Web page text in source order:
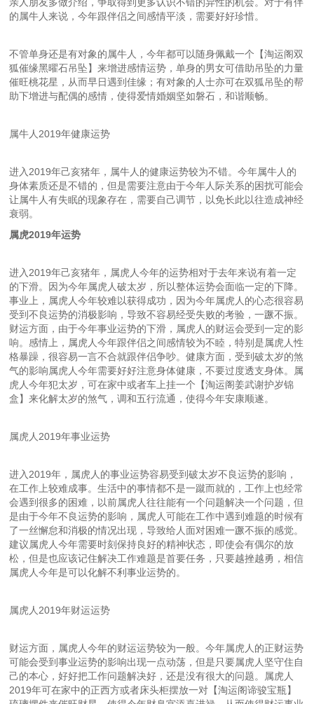
的属牛人来说，今年跟伴侣之间感情平淡，需要好好珍惜。
不管单身还是有对象的属牛人，今年都可以随身佩戴一个【淘运阁双
狐催缘黑曜石吊坠】来增进感情运势，单身的男女可借助吊坠的力量
催旺桃花星，从而早日遇到佳缘；有对象的人士亦可在双狐吊坠的帮
助下增进与配偶的感情，使得爱情婚姻坚如磐石，和谐顺畅。
属牛人2019年健康运势
进入2019年己亥猪年，属牛人的健康运势较为不错。今年属牛人的
身体素质还是不错的，但是需要注意由于今年人际关系的困扰可能会
让属牛人有失眠的现象存在，需要自己调节，以免长此以往造成神经
衰弱。
属虎2019年运势
进入2019年己亥猪年，属虎人今年的运势相对于去年来说有着一定
的下滑。因为今年属虎人破太岁，所以整体运势会面临一定的下降。
事业上，属虎人今年较难以获得成功，因为今年属虎人的心态很容易
受到不良运势的消极影响，导致不容易经受失败的考验，一蹶不振。
财运方面，由于今年事业运势的下滑，属虎人的财运会受到一定的影
响。感情上，属虎人今年跟伴侣之间感情较为不睦，特别是属虎人性
格暴躁，很容易一言不合就跟伴侣争吵。健康方面，受到破太岁的煞
气的影响属虎人今年需要好好注意身体健康，不要过度透支身体。属
虎人今年犯太岁，可在家中或者车上挂一个【淘运阁姜武谢护岁锦
盒】来化解太岁的煞气，调和五行流通，使得今年安康顺遂。
属虎人2019年事业运势
进入2019年，属虎人的事业运势容易受到破太岁不良运势的影响，
在工作上较难成事。生活中的事情都不是一蹴而就的，工作上也经常
会遇到很多的困难，以前属虎人往往能有一个问题解决一个问题，但
是由于今年不良运势的影响，属虎人可能在工作中遇到难题的时候有
了一丝懈怠和消极的情况出现，导致给人面对困难一蹶不振的感觉。
建议属虎人今年需要时刻保持良好的精神状态，即使会有偶尔的放
松，但是也应该记住解决工作难题是首要任务，只要越挫越勇，相信
属虎人今年是可以化解不利事业运势的。
属虎人2019年财运运势
财运方面，属虎人今年的财运运势较为一般。今年属虎人的正财运势
可能会受到事业运势的影响出现一点动荡，但是只要属虎人坚守住自
己的本心，好好把工作问题解决好，还是没有很大的问题。属虎人
2019年可在家中的正西方或者床头柜摆放一对【淘运阁谛骏宝瓶】